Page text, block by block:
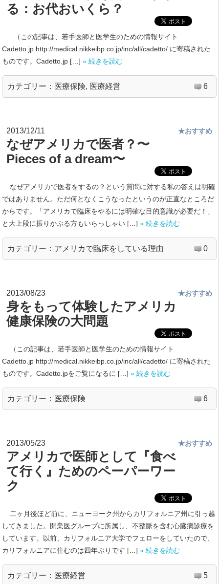
る：お代おいくら？
（この記事は、若手医師と医学生のための情報サイト
Cadetto.jp http://medical.nikkeibp.co.jp/inc/all/cadetto/ に寄稿された
ものです。Cadetto.jp […] » 続きを読む
カテゴリー： 医療保険, 医療経営 6
2013/12/11
なぜアメリカで医者？〜
Pieces of a dream〜
★おすすめ
なぜアメリカで医者をするの？という質問に対する私の答えは明確
ではありません。ただ何となくこうなったというのが正直なところだ
からです。「アメリカで臨床をやるには明確な目的意識が必要だ！」
と大上段に振りかぶる方もいらっしゃい […] » 続きを読む
カテゴリー： アメリカで臨床をしている理由 0
2013/08/23
身をもって体験したアメリカ
健康保険の大問題
★おすすめ
（この記事は、若手医師と医学生のための情報サイト
Cadetto.jp http://medical.nikkeibp.co.jp/inc/all/cadetto/ に寄稿された
ものです。Cadetto.jpをご覧になるに […] » 続きを読む
カテゴリー： 医療保険 6
2013/05/23
アメリカで医師として『食べ
て行く』ためのペーパーワー
ク
★おすすめ
二ヶ月後ほど前に、ニューヨーク州からカリフォルニア州に引っ越
してきました。開業医グループに所属し、不整脈を含む心臓病診療を
しています。以前、カリフォルニア大学でフェローをしていたので、
カリフォルニアに住むのは四年ぶりです […] » 続きを読む
カテゴリー： 医療経営 5